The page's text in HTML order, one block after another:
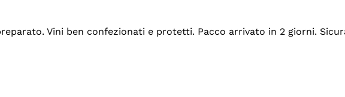
Vini ben confezionati e protetti. Pacco arrivato in 2 giorni.